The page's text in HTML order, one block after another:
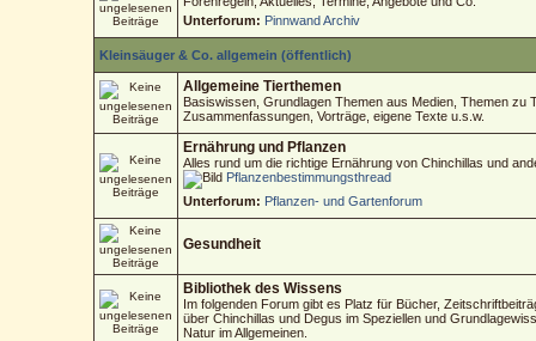
Unterforum: Pinnwand Archiv
Kleinsäuger & Co. allgemein (öffentlich)
Allgemeine Tierthemen
Basiswissen, Grundlagen Themen aus Medien, Themen zu
Zusammenfassungen, Vorträge, eigene Texte u.s.w.
Ernährung und Pflanzen
Alles rund um die richtige Ernährung von Chinchillas und
Pflanzenbestimmungsthread
Unterforum: Pflanzen- und Gartenforum
Gesundheit
Bibliothek des Wissens
Im folgenden Forum gibt es Platz für Bücher,
über Chinchillas und Degus im Speziellen und
Natur im Allgemeinen.